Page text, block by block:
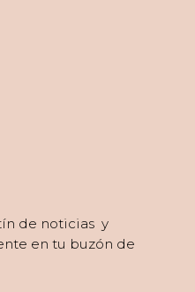
de noticias y
en tu buzón de